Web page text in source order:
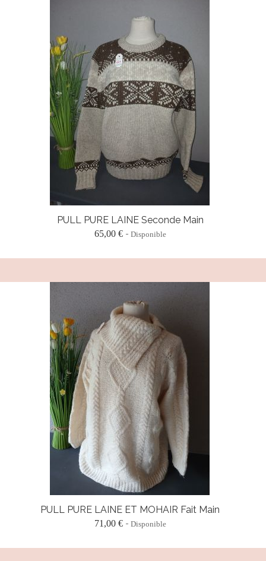
PULL PURE LAINE Seconde Main
65,00 € Disponible
PULL PURE LAINE ET MOHAIR Fait Main
71,00 € Disponible